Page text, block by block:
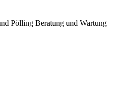
Pölling Beratung und Wartung